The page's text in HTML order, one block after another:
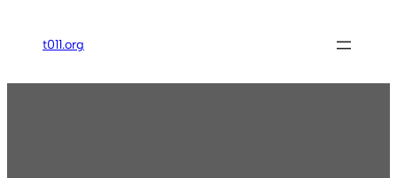
ス
t011.org